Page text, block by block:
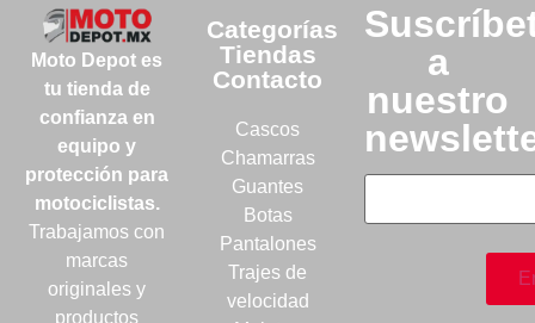
Moto Depot es
tu tienda de
confianza en
equipo y
protección para
motociclistas.
Trabajamos con
marcas
originales y
productos
Categorías
Tiendas
Contacto
Cascos
Chamarras
Guantes
Botas
Pantalones
Trajes de
velocidad
a
nuestro